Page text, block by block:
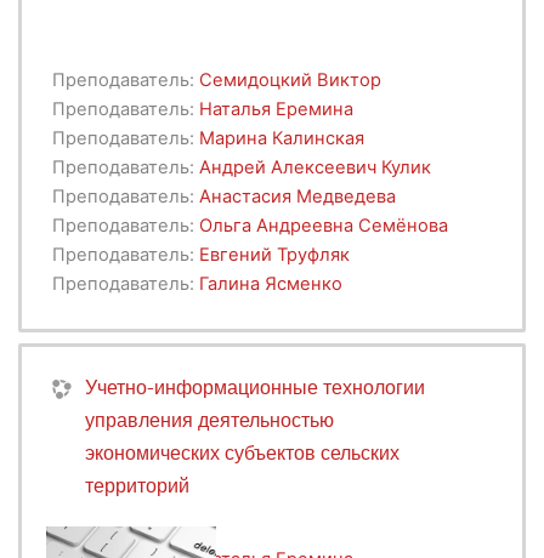
Преподаватель: Семидоцкий Виктор
Преподаватель: Наталья Еремина
Преподаватель: Марина Калинская
Преподаватель: Андрей Алексеевич Кулик
Преподаватель: Анастасия Медведева
Преподаватель: Ольга Андреевна Семёнова
Преподаватель: Евгений Труфляк
Преподаватель: Галина Ясменко
Учетно-информационные технологии
управления деятельностью
экономических субъектов сельских
территорий